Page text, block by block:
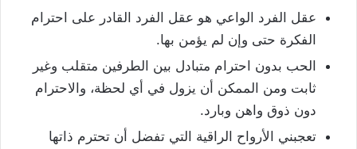
عقل الفرد الواعي هو عقل الفرد القادر على احترام
الفكرة حتى وإن لم يؤمن بها.
الحب بدون احترام متبادل بين الطرفين متقلب وغير
ثابت ومن الممكن أن يزول في أي لحظة، والاحترام
دون ذوق واهن وبارد.
تعجبني الأرواح الراقية التي تفضل أن تحترم ذاتها